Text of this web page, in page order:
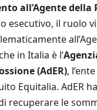
all’Agente della
esecutivo, il ruolo
in Italia è l’
(AdER),
Equitalia. AdER
recuperare le